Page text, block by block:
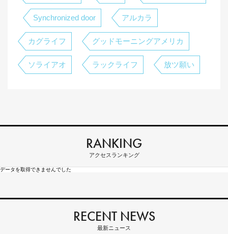
Synchronized door アルカラ
カグライフ グッドモーニングアメリカ
ソライアオ ラックライフ 放ツ願い
RANKING
アクセスランキング
データを取得できませんでした
RECENT NEWS
最新ニュース